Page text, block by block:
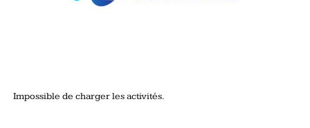
Impossible de charger les activités.